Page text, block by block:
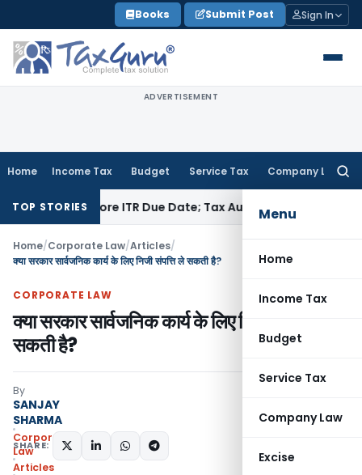
to
content
Books Submit Post Sign In
ADVERTISEMENT
Home Income Tax Budget Service Tax Company Law
Menu
Home
Income Tax
Budget
Service Tax
Company Law
Excise
TOP STORIES
Before ITR Due Date; Tax Audit Error Verifiable
Home/Corporate Law/Articles/
क्या सरकार सार्वजनिक कार्य के लिए निजी संपत्ति ले सकती है?
CORPORATE LAW
क्या सरकार सार्वजनिक कार्य के लिए निजी संपत्ति ले
सकती है?
By
SANJAY
SHARMA
Corporate
Law
Articles
SHARE: